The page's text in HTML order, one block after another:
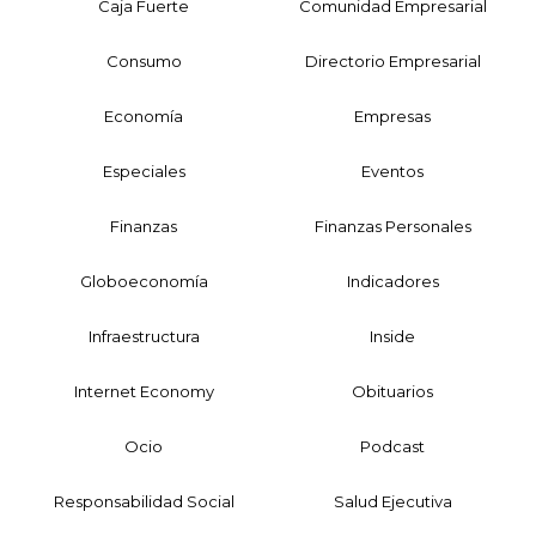
Caja Fuerte Comunidad Empresarial
Consumo Directorio Empresarial
Economía Empresas
Especiales Eventos
Finanzas Finanzas Personales
Globoeconomía Indicadores
Infraestructura Inside
Internet Economy Obituarios
Ocio Podcast
Responsabilidad Social Salud Ejecutiva